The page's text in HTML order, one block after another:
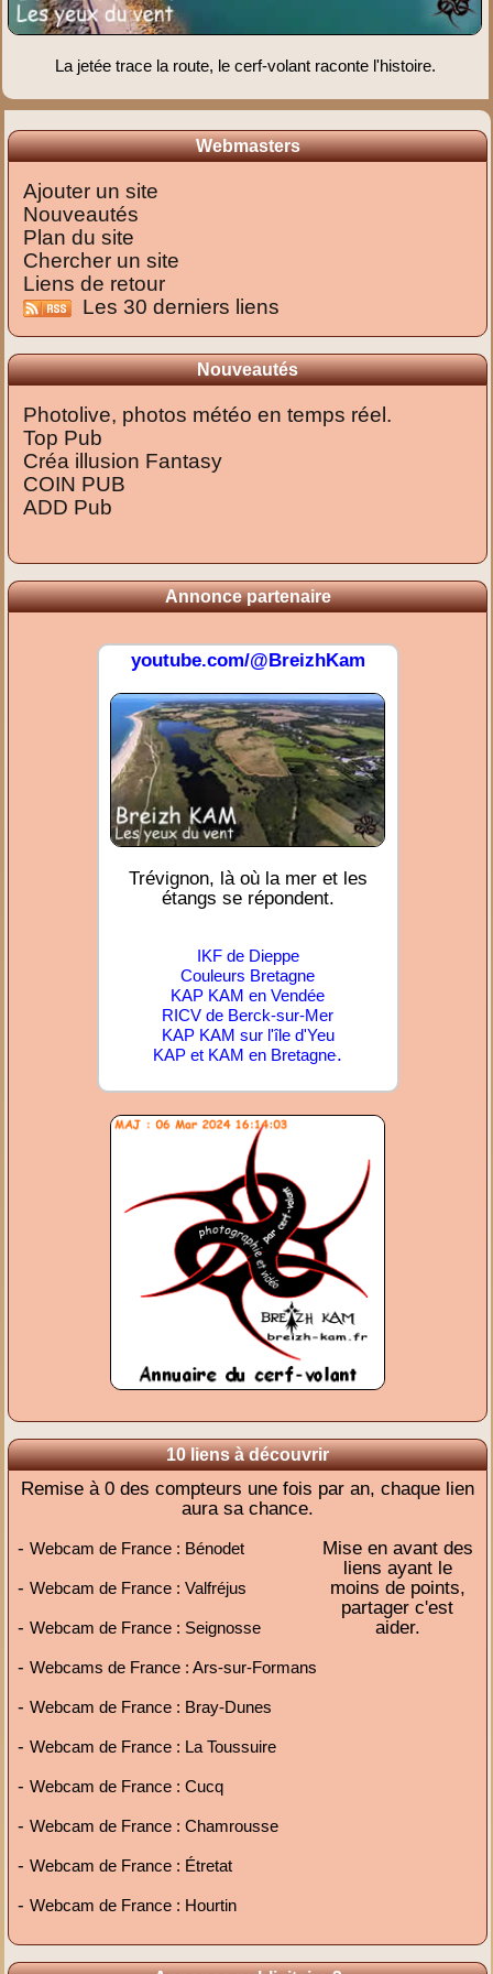
La jetée trace la route, le cerf-volant raconte l'histoire.
Webmasters
Ajouter un site
Nouveautés
Plan du site
Chercher un site
Liens de retour
Les 30 derniers liens
Nouveautés
Photolive, photos météo en temps réel.
Top Pub
Créa illusion Fantasy
COIN PUB
ADD Pub
Annonce partenaire
youtube.com/@BreizhKam
Trévignon, là où la mer et les
étangs se répondent.
IKF de Dieppe
Couleurs Bretagne
KAP KAM en Vendée
RICV de Berck-sur-Mer
KAP KAM sur l'île d'Yeu
KAP et KAM en Bretagne.
10 liens à découvrir
Remise à 0 des compteurs une fois par an, chaque lien
aura sa chance.
-Webcam de France : Bénodet
-Webcam de France : Valfréjus
-Webcam de France : Seignosse
-Webcams de France : Ars-sur-Formans
-Webcam de France : Bray-Dunes
-Webcam de France : La Toussuire
-Webcam de France : Cucq
-Webcam de France : Chamrousse
-Webcam de France : Étretat
-Webcam de France : Hourtin
Mise en avant des
liens ayant le
moins de points,
partager c'est
aider.